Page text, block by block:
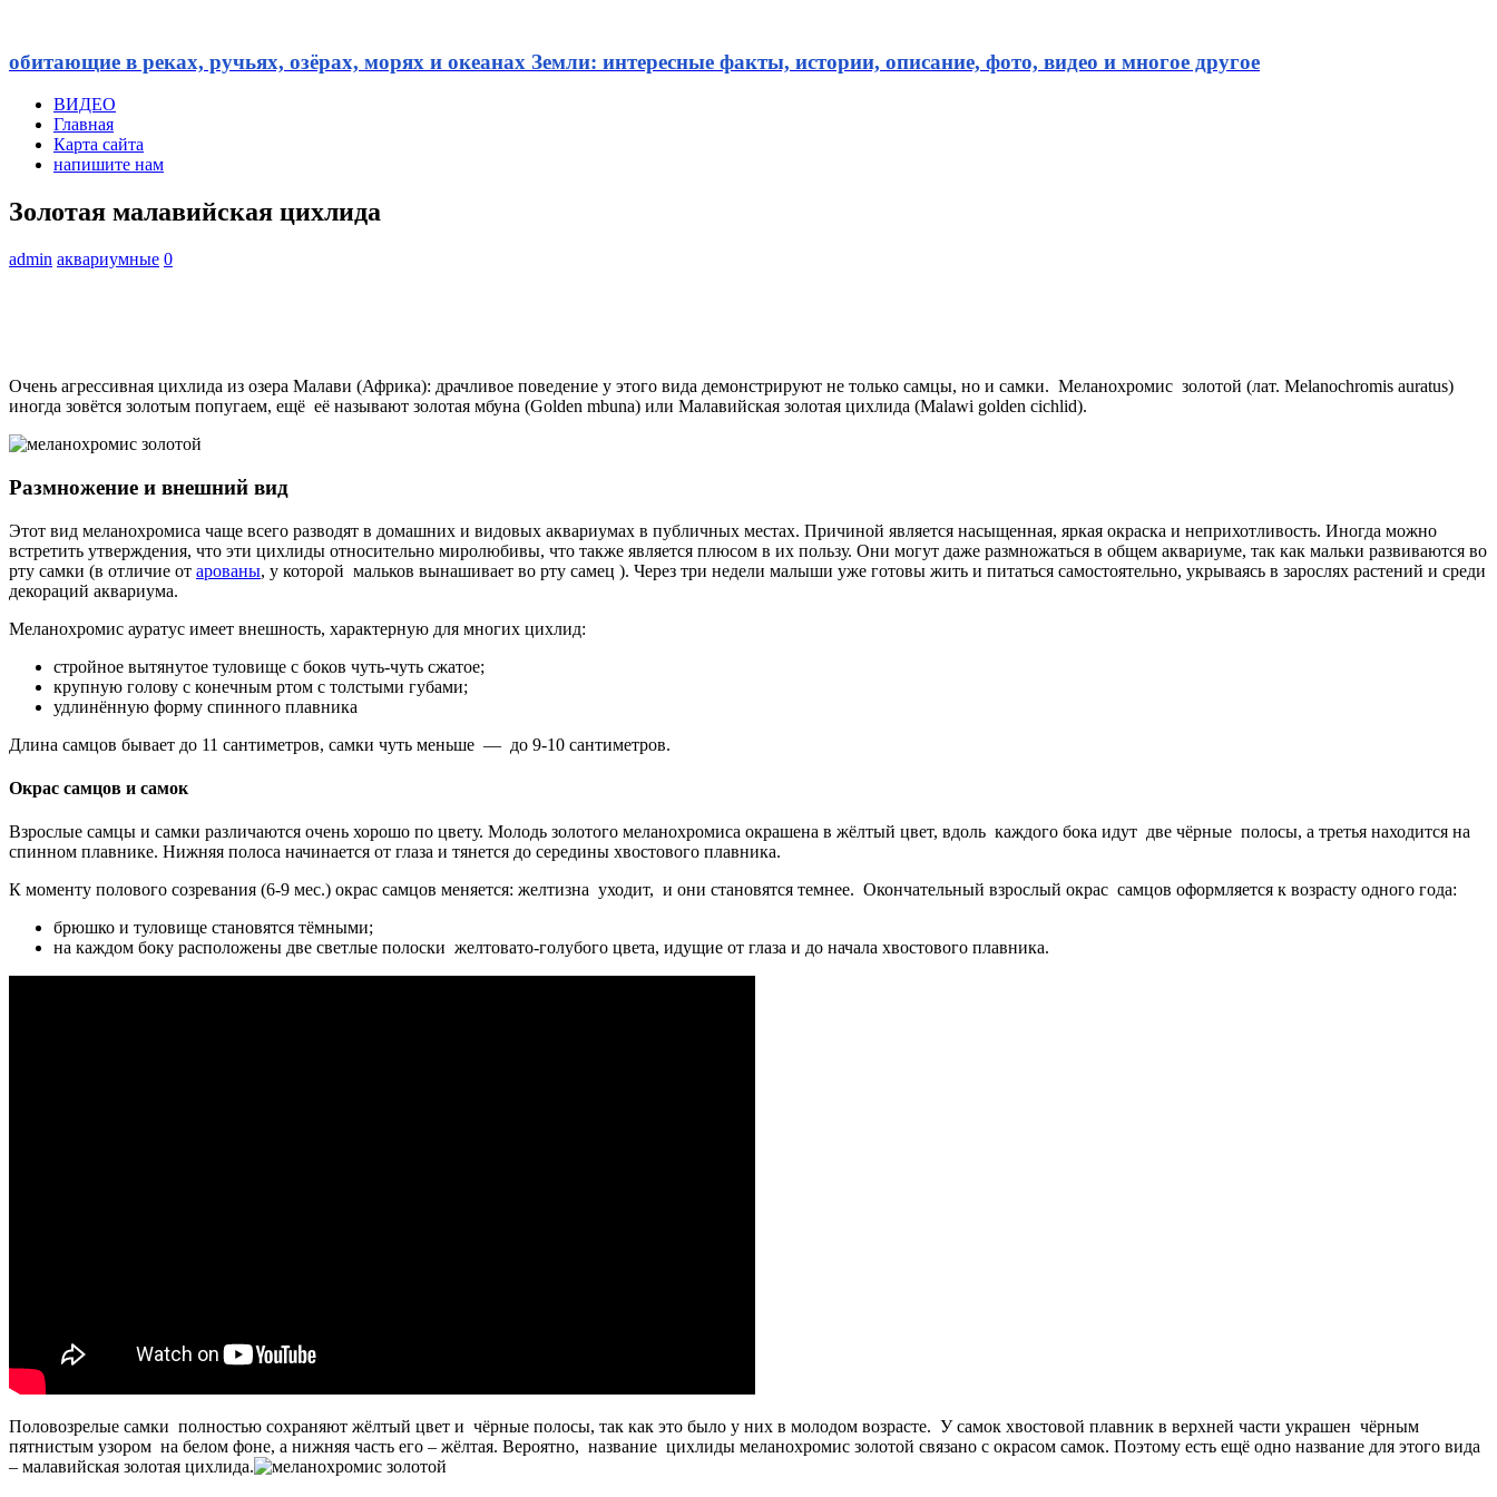
обитающие в реках, ручьях, озёрах, морях и океанах Земли: интересные факты, истории, описание, фото, видео и многое другое
ВИДЕО
Главная
Карта сайта
напишите нам
Золотая малавийская цихлида
admin аквариумные 0
Очень агрессивная цихлида из озера Малави (Африка): драчливое поведение у этого вида демонстрируют не только самцы, но и самки. Меланохромис золотой (лат. Melanochromis auratus)
иногда зовётся золотым попугаем, ещё её называют золотая мбуна (Golden mbuna) или Малавийская золотая цихлида (Malawi golden cichlid).
Размножение и внешний вид
Этот вид меланохромиса чаще всего разводят в домашних и видовых аквариумах в публичных местах. Причиной является насыщенная, яркая окраска и неприхотливость. Иногда можно
встретить утверждения, что эти цихлиды относительно миролюбивы, что также является плюсом в их пользу. Они могут даже размножаться в общем аквариуме, так как мальки развиваются во
рту самки (в отличие от арованы, у которой мальков вынашивает во рту самец ). Через три недели малыши уже готовы жить и питаться самостоятельно, укрываясь в зарослях растений и среди
декораций аквариума.
Меланохромис ауратус имеет внешность, характерную для многих цихлид:
стройное вытянутое туловище с боков чуть-чуть сжатое;
крупную голову с конечным ртом с толстыми губами;
удлинённую форму спинного плавника
Длина самцов бывает до 11 сантиметров, самки чуть меньше — до 9-10 сантиметров.
Окрас самцов и самок
Взрослые самцы и самки различаются очень хорошо по цвету. Молодь золотого меланохромиса окрашена в жёлтый цвет, вдоль каждого бока идут две чёрные полосы, а третья находится на
спинном плавнике. Нижняя полоса начинается от глаза и тянется до середины хвостового плавника.
К моменту полового созревания (6-9 мес.) окрас самцов меняется: желтизна уходит, и они становятся темнее. Окончательный взрослый окрас самцов оформляется к возрасту одного года:
брюшко и туловище становятся тёмными;
на каждом боку расположены две светлые полоски желтовато-голубого цвета, идущие от глаза и до начала хвостового плавника.
Половозрелые самки полностью сохраняют жёлтый цвет и чёрные полосы, так как это было у них в молодом возрасте. У самок хвостовой плавник в верхней части украшен чёрным
пятнистым узором на белом фоне, а нижняя часть его – жёлтая. Вероятно, название цихлиды меланохромис золотой связано с окрасом самок. Поэтому есть ещё одно название для этого вида
– малавийская золотая цихлида.